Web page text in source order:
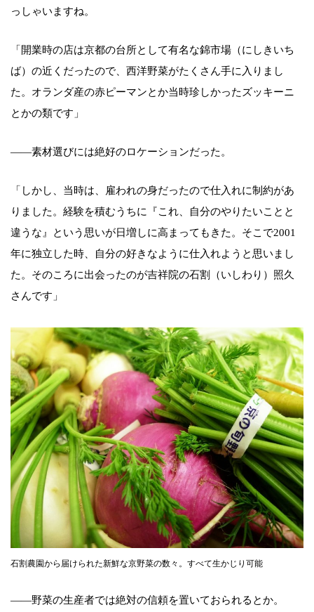
っしゃいますね。
「開業時の店は京都の台所として有名な錦市場（にしきいち
ば）の近くだったので、西洋野菜がたくさん手に入りまし
た。オランダ産の赤ピーマンとか当時珍しかったズッキーニ
とかの類です」
――素材選びには絶好のロケーションだった。
「しかし、当時は、雇われの身だったので仕入れに制約があ
りました。経験を積むうちに『これ、自分のやりたいことと
違うな』という思いが日増しに高まってもきた。そこで2001
年に独立した時、自分の好きなように仕入れようと思いまし
た。そのころに出会ったのが吉祥院の石割（いしわり）照久
さんです」
石割農園から届けられた新鮮な京野菜の数々。すべて生かじり可能
――野菜の生産者では絶対の信頼を置いておられるとか。